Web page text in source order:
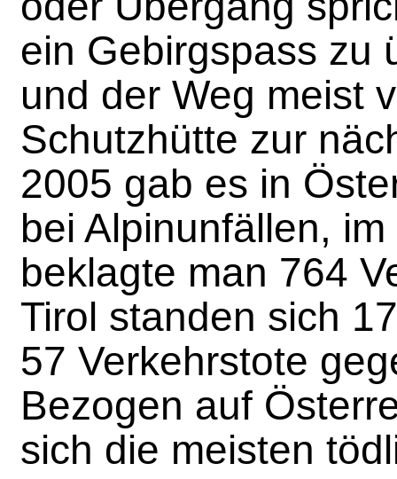
ein Gebirgspass zu
und der Weg meist
Schutzhütte zur
2005 gab es in
bei Alpinunfällen,
beklagte man 764
Tirol standen sich
57 Verkehrstote
Bezogen auf
sich die meisten